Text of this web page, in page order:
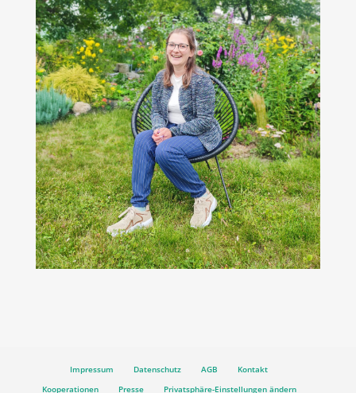
Impressum Datenschutz AGB
Kontakt
Kooperationen
Presse Privatsphäre-Einstellungen ändern